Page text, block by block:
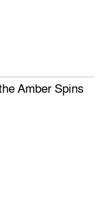
Amber Spins